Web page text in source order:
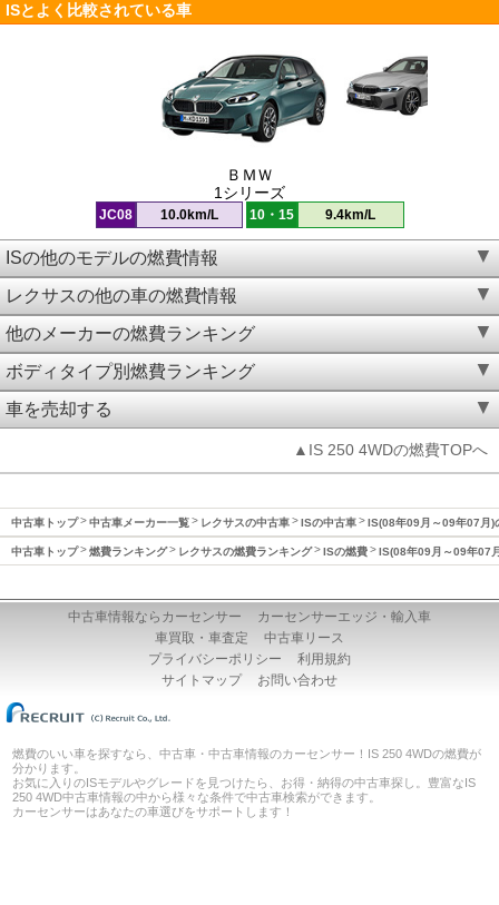
ISとよく比較されている車
ＢＭＷ
1シリーズ
JC08 10.0km/L 10・15 9.4km/L
ISの他のモデルの燃費情報
レクサスの他の車の燃費情報
他のメーカーの燃費ランキング
ボディタイプ別燃費ランキング
車を売却する
▲IS 250 4WDの燃費TOPへ
中古車トップ 中古車メーカー一覧 レクサスの中古車 ISの中古車 IS(08年09月～09年07月)
中古車トップ 燃費ランキング レクサスの燃費ランキング ISの燃費 IS(08年09月～09年07
中古車情報ならカーセンサー
カーセンサーエッジ・輸入車
車買取・車査定
中古車リース
プライバシーポリシー
利用規約
サイトマップ
お問い合わせ
燃費のいい車を探すなら、中古車・中古車情報のカーセンサー！IS 250 4WDの燃費が
分かります。
お気に入りのISモデルやグレードを見つけたら、お得・納得の中古車探し。豊富なIS
250 4WD中古車情報の中から様々な条件で中古車検索ができます。
カーセンサーはあなたの車選びをサポートします！